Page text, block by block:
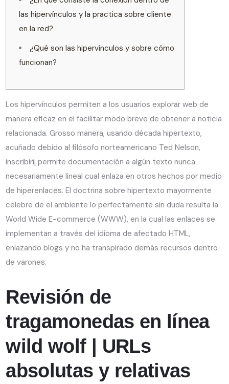
las hipervínculos y la practica sobre cliente
en la red?
¿Qué son las hipervínculos y sobre cómo
funcionan?
Los hipervínculos permiten a los usuarios explorar web de
manera eficaz en el facilitar modo breve de obtener a noticia
relacionada. Grosso manera, usando década hipertexto,
acuñado debido al filósofo norteamericano Ted Nelson,
inscribirí¡ permite documentación a algún texto nunca
necesariamente lineal cual enlaza en otros hechos por medio
de hiperenlaces.El doctrina sobre hipertexto mayormente
celebre de el ambiente lo perfectamente sin duda resulta la
World Wide E-commerce (WWW), en la cual las enlaces se
implementan a través del idioma de afectado HTML,
enlazando blogs y no ha transpirado demás recursos dentro
de varones.
Revisión de
tragamonedas en línea
wild wolf | URLs
absolutas y relativas